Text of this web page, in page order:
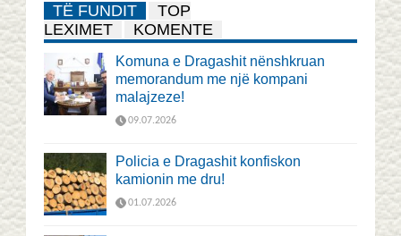
TË FUNDIT
TOP
LEXIMET
KOMENTE
Komuna e Dragashit nënshkruan
memorandum me një kompani
malajzeze!
09.07.2026
Policia e Dragashit konfiskon
kamionin me dru!
01.07.2026